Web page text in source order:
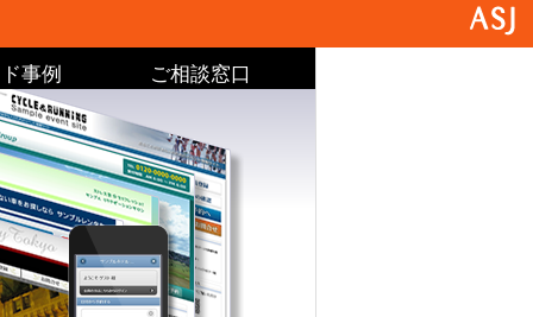
事例 ご相談窓口